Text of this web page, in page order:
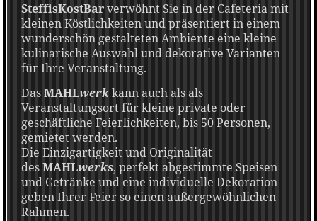
SteffisKostBarverwöhnt Sie in der Cafeteria mit
kleinen Köstlichkeiten und präsentiert in einem
wunderschön gestalteten Ambiente eine kleine
kulinarische Auswahl und dekorative Varianten
für Ihre Veranstaltung.
DasMAHLwerkkann auch als als
Veranstaltungsort für kleine private oder
geschäftliche Feierlichkeiten, bis 50 Personen,
gemietet werden.
Die Einzigartigkeit und Originalität
desMAHLwerks, perfekt abgestimmte Speisen
und Getränke und eine individuelle Dekoration
geben Ihrer Feier so einen außergewöhnlichen
Rahmen.